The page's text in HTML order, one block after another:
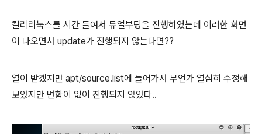
칼리리눅스를 시간 들여서 듀얼부팅을 진행하였는데 이러한 화면
이 나오면서 update가 진행되지 않는다면??
열이 받겠지만 apt/source.list에 들어가서 무언가 열심히 수정해
보았지만 변함이 없이 진행되지 않았다..